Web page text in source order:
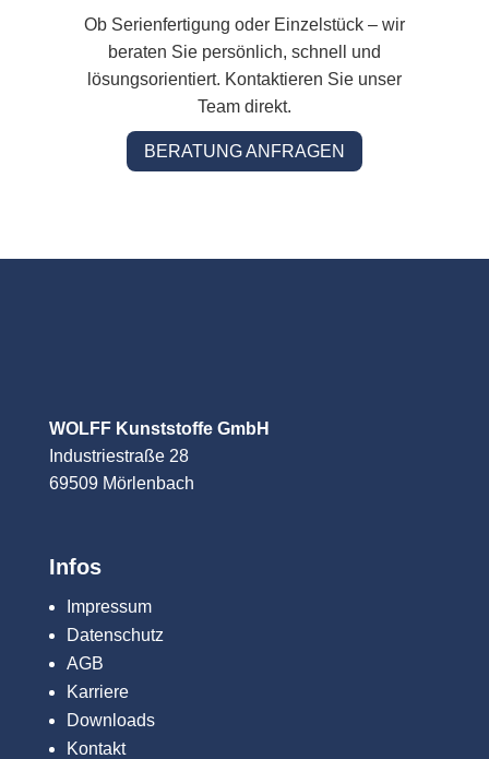
Ob Serienfertigung oder Einzelstück – wir
beraten Sie persönlich, schnell und
lösungsorientiert. Kontaktieren Sie unser
Team direkt.
BERATUNG ANFRAGEN
WOLFF Kunststoffe GmbH
Industriestraße 28
69509 Mörlenbach
Infos
Impressum
Datenschutz
AGB
Karriere
Downloads
Kontakt